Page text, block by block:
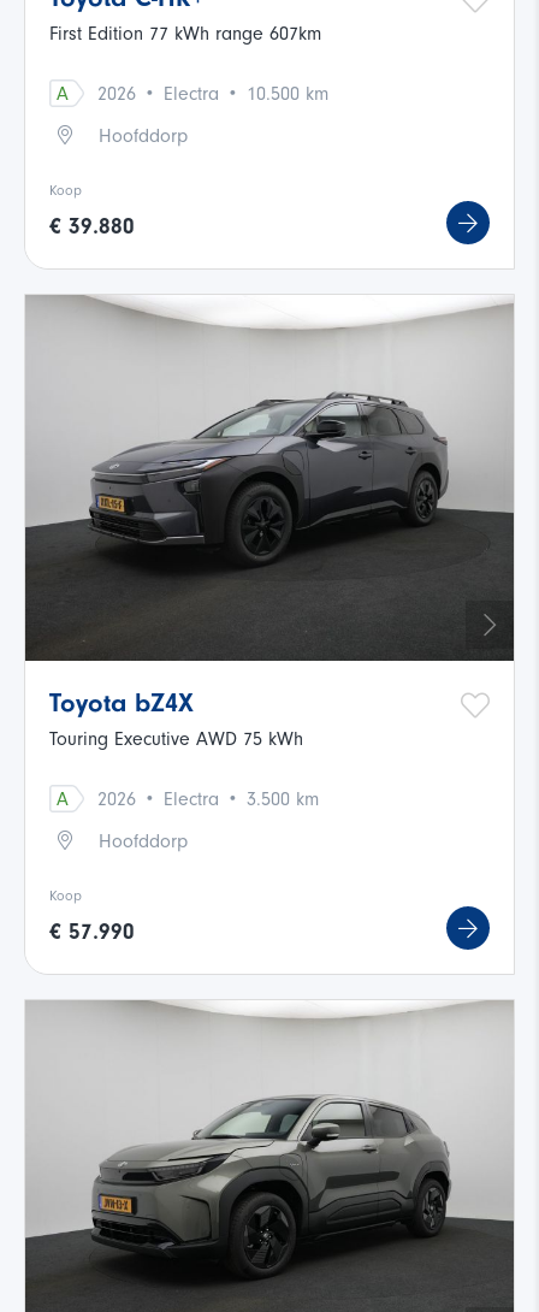
First Edition 77 kWh range 607km
A 2026 · Electra ·
10.500 km
Hoofddorp
Koop
€ 39.880
Toyota bZ4X
Touring Executive AWD 75 kWh
A 2026 · Electra · 3.500 km
Hoofddorp
Koop
€ 57.990